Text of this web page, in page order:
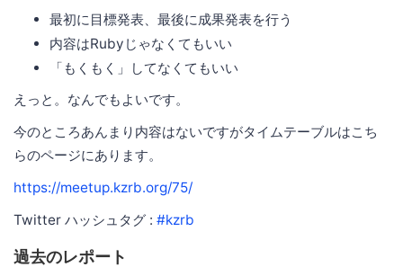
最初に目標発表、最後に成果発表を行う
内容はRubyじゃなくてもいい
「もくもく」してなくてもいい
えっと。なんでもよいです。
今のところあんまり内容はないですがタイムテーブルはこち
らのページにあります。
https://meetup.kzrb.org/75/
Twitter ハッシュタグ : #kzrb
過去のレポート